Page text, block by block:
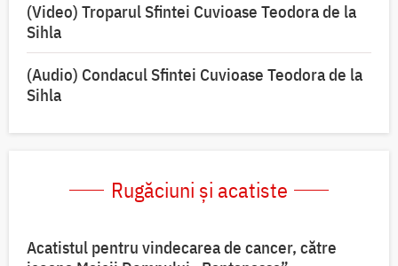
(Video) Troparul Sfintei Cuvioase Teodora de la
Sihla
(Audio) Condacul Sfintei Cuvioase Teodora de la
Sihla
Rugăciuni și acatiste
Acatistul pentru vindecarea de cancer, către